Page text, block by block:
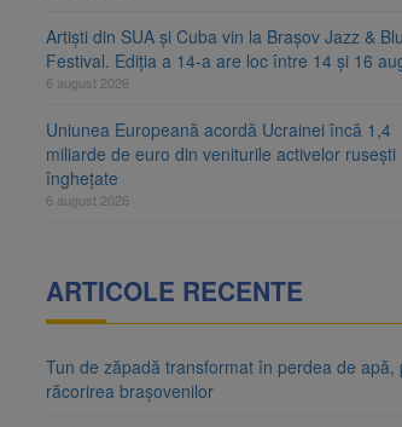
Artiști din SUA și Cuba vin la Brașov Jazz &
Festival. Ediția a 14-a are loc între 14 și 16
6 august 2026
Uniunea Europeană acordă Ucrainei încă 1,4
miliarde de euro din veniturile activelor rusești
înghețate
6 august 2026
ARTICOLE RECENTE
Tun de zăpadă transformat în perdea de apă,
răcorirea brașovenilor